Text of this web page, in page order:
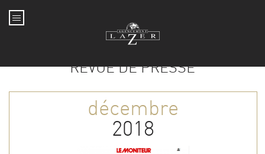
REVUE DE PRESSE
décembre
2018